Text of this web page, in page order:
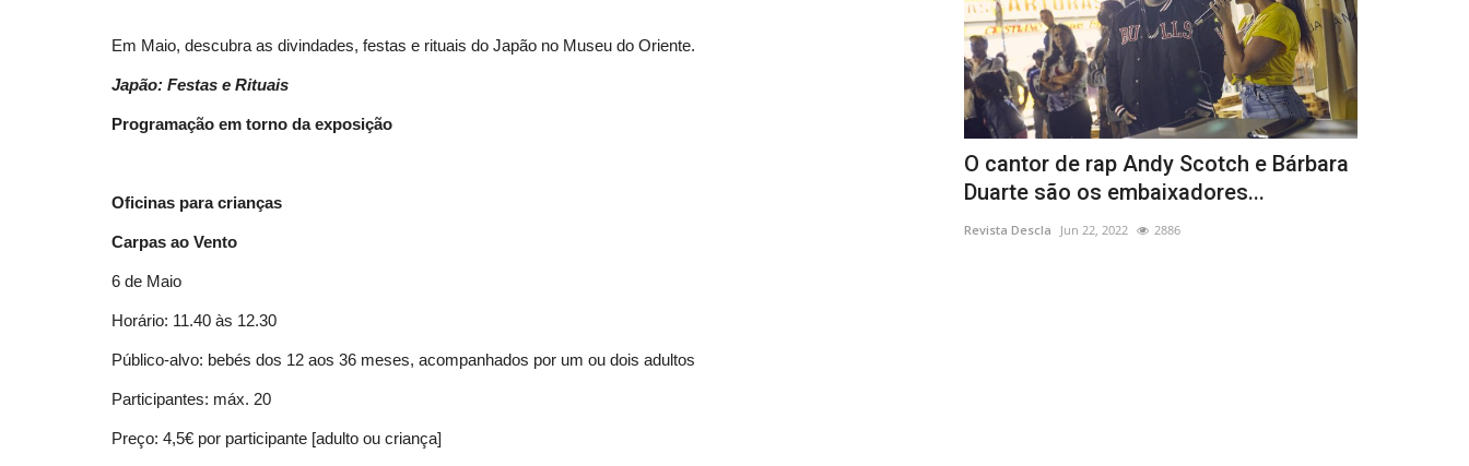
Em Maio, descubra as divindades, festas e rituais do Japão no Museu do Oriente.
Japão: Festas e Rituais
Programação em torno da exposição
Oficinas para crianças
Carpas ao Vento
6 de Maio
Horário: 11.40 às 12.30
Público-alvo: bebés dos 12 aos 36 meses, acompanhados por um ou dois adultos
Participantes: máx. 20
Preço: 4,5€ por participante [adulto ou criança]
de Grândola revelam...
O cantor de rap Andy Scotch e Bárbara
Duarte são os embaixadores...
Revista Descla Jun 22, 2022 2886